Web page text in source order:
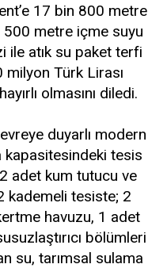
17 bin 800 metre
500 metre içme suyu
ile atık su paket terfi
milyon Türk Lirası
olmasını diledi.
duyarlı modern
kapasitesindeki tesis
adet kum tutucu ve
kademeli tesiste; 2
havuzu, 1 adet
bölümleri
su, tarımsal sulama